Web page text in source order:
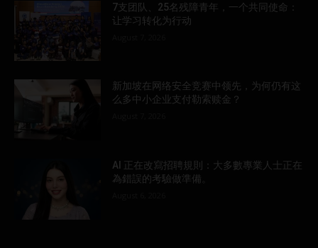
7支团队、25名残障青年，一个共同使命：
让学习转化为行动
新加坡在网络安全竞赛中领先，为何仍有这
么多中小企业支付勒索赎金？
AI 正在改寫招聘規則：大多數專業人士正在
為錯誤的考驗做準備。